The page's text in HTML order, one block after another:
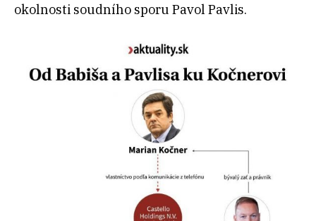
okolnosti soudního sporu Pavol Pavlis.